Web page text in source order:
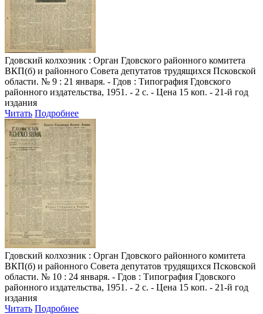
Гдовский колхозник : Орган Гдовского районного комитета
ВКП(б) и районного Совета депутатов трудящихся Псковской
области. № 9 : 21 января. - Гдов : Типография Гдовского
районного издательства, 1951. - 2 с. - Цена 15 коп. - 21-й год
издания
Читать Подробнее
Гдовский колхозник : Орган Гдовского районного комитета
ВКП(б) и районного Совета депутатов трудящихся Псковской
области. № 10 : 24 января. - Гдов : Типография Гдовского
районного издательства, 1951. - 2 с. - Цена 15 коп. - 21-й год
издания
Читать Подробнее